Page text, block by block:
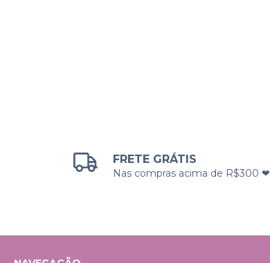
FRETE GRÁTIS
Nas compras acima de R$300 ❤